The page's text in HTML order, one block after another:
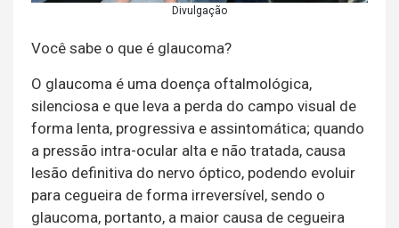
Divulgação
Você sabe o que é glaucoma?
O glaucoma é uma doença oftalmológica,
silenciosa e que leva a perda do campo visual de
forma lenta, progressiva e assintomática; quando
a pressão intra-ocular alta e não tratada, causa
lesão definitiva do nervo óptico, podendo evoluir
para cegueira de forma irreversível, sendo o
glaucoma, portanto, a maior causa de cegueira